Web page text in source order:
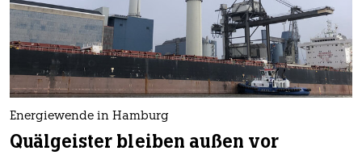
Energiewende in Hamburg
Quälgeister bleiben außen vor